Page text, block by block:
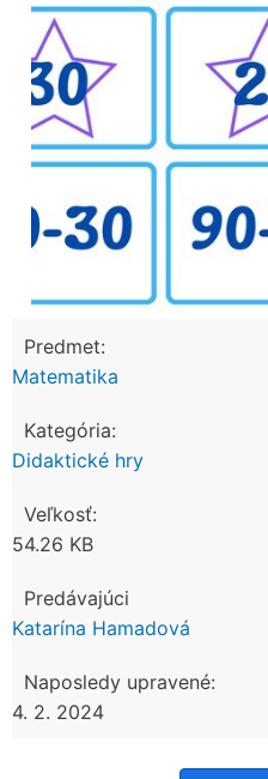
Predmet:
Matematika
Kategória:
Didaktické hry
Veľkosť:
54.26 KB
Predávajúci
Katarína Hamadová
Naposledy upravené:
4. 2. 2024